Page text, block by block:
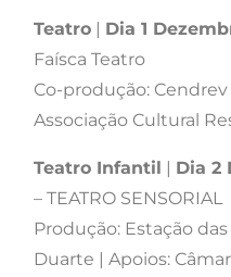
Teatro Dia 1
Faísca Teatro
Co-produção: Cendrev
Associação Cultural
Teatro Infantil Dia 2
– TEATRO SENSORIAL
Produção: Estação
Duarte | Apoios: